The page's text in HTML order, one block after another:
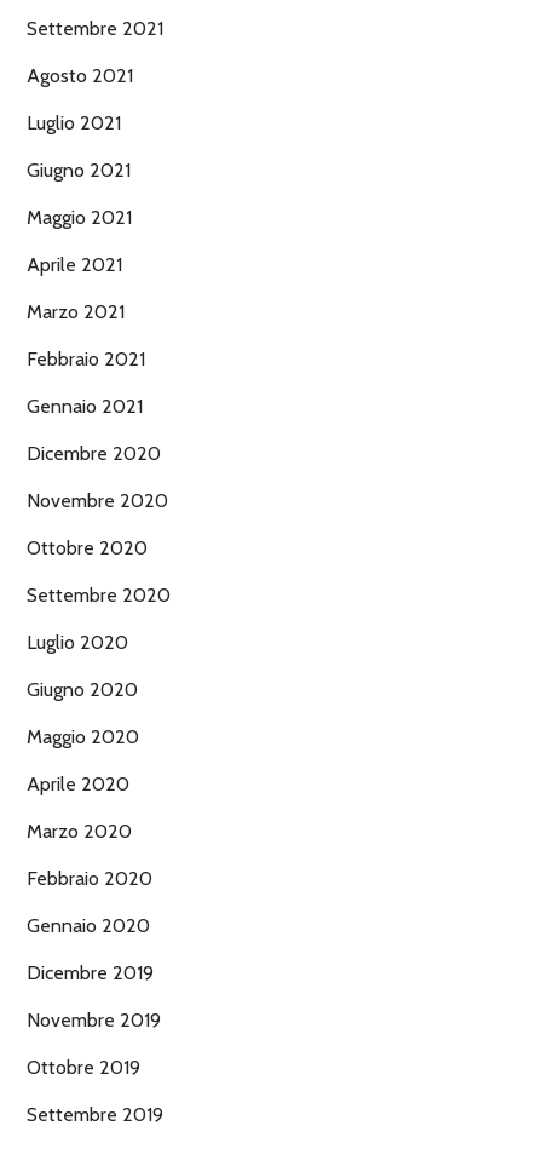
Settembre 2021
Agosto 2021
Luglio 2021
Giugno 2021
Maggio 2021
Aprile 2021
Marzo 2021
Febbraio 2021
Gennaio 2021
Dicembre 2020
Novembre 2020
Ottobre 2020
Settembre 2020
Luglio 2020
Giugno 2020
Maggio 2020
Aprile 2020
Marzo 2020
Febbraio 2020
Gennaio 2020
Dicembre 2019
Novembre 2019
Ottobre 2019
Settembre 2019